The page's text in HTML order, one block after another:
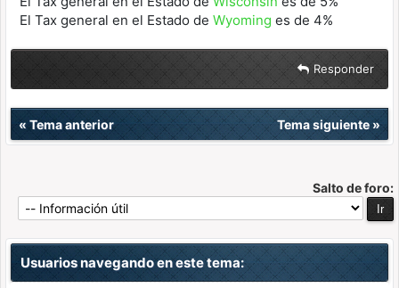
El Tax general en el Estado de Wyoming es de 4%
Responder
« Tema anterior Tema siguiente»
Salto de foro:
Usuarios navegando en este tema: